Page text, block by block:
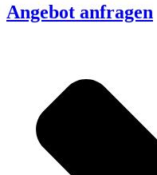
Angebot anfragen